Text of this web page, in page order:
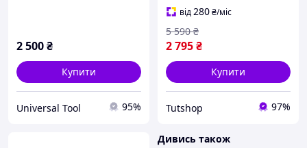
2 500₴
Купити
Universal Tool 95%
від280₴/міс
2 795₴
5 590 ₴
Купити
Tutshop 97%
Дивись також